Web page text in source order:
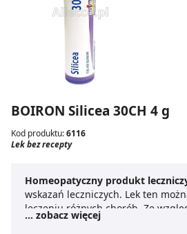
BOIRON Silicea 30CH 4 g
Kod produktu:6116
Lek bez recepty
Homeopatyczny produkt
wskazań leczniczych. Lek ten
leczeniu różnych chorób. Ze
zastosowanie do leku nie dodaje
... zobacz więcej